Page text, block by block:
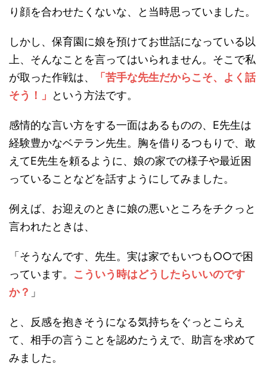
り顔を合わせたくないな、と当時思っていました。
しかし、保育園に娘を預けてお世話になっている以
上、そんなことを言ってはいられません。そこで私
が取った作戦は、
「苦手な先生だからこそ、よく話
そう！」
という方法です。
感情的な言い方をする一面はあるものの、E先生は
経験豊かなベテラン先生。胸を借りるつもりで、敢
えてE先生を頼るように、娘の家での様子や最近困
っていることなどを話すようにしてみました。
例えば、お迎えのときに娘の悪いところをチクっと
言われたときは、
「そうなんです、先生。実は家でもいつも○○で困
っています。 こういう時はどうしたらいいのです
か？ 」
と、反感を抱きそうになる気持ちをぐっとこらえ
て、相手の言うことを認めたうえで、助言を求めて
みました。